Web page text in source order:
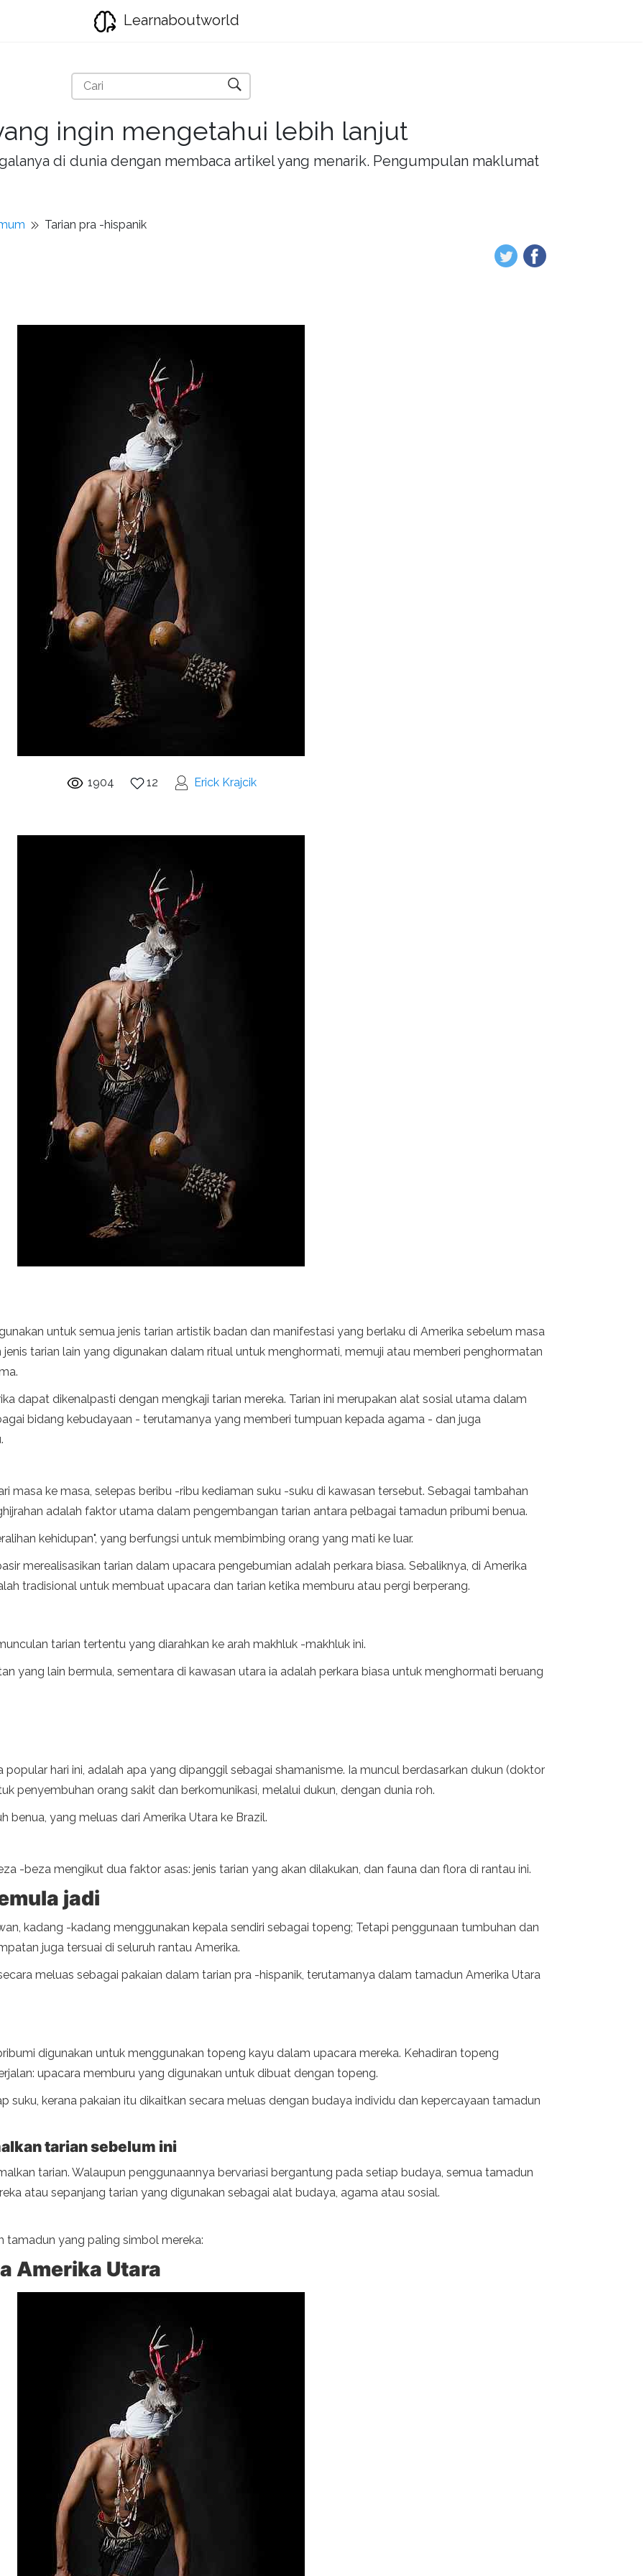
Learnaboutworld
ingin mengetahui lebih lanjut
di dunia dengan membaca artikel yang menarik. Pengumpulan maklumat
Tarian pra -hispanik
1904 12 Erick Krajcik
untuk semua jenis tarian artistik badan dan manifestasi yang berlaku di Amerika sebelum masa
tarian lain yang digunakan dalam ritual untuk menghormati, memuji atau memberi penghormatan
dapat dikenalpasti dengan mengkaji tarian mereka. Tarian ini merupakan alat sosial utama dalam
bidang kebudayaan - terutamanya yang memberi tumpuan kepada agama - dan juga
masa ke masa, selepas beribu -ribu kediaman suku -suku di kawasan tersebut. Sebagai tambahan
adalah faktor utama dalam pengembangan tarian antara pelbagai tamadun pribumi benua.
kehidupan", yang berfungsi untuk membimbing orang yang mati ke luar.
merealisasikan tarian dalam upacara pengebumian adalah perkara biasa. Sebaliknya, di Amerika
tradisional untuk membuat upacara dan tarian ketika memburu atau pergi berperang.
tarian tertentu yang diarahkan ke arah makhluk -makhluk ini.
yang lain bermula, sementara di kawasan utara ia adalah perkara biasa untuk menghormati beruang
hari ini, adalah apa yang dipanggil sebagai shamanisme. Ia muncul berdasarkan dukun (doktor
penyembuhan orang sakit dan berkomunikasi, melalui dukun, dengan dunia roh.
benua, yang meluas dari Amerika Utara ke Brazil.
-beza mengikut dua faktor asas: jenis tarian yang akan dilakukan, dan fauna dan flora di rantau ini.
jadi
kadang -kadang menggunakan kepala sendiri sebagai topeng; Tetapi penggunaan tumbuhan dan
juga tersuai di seluruh rantau Amerika.
meluas sebagai pakaian dalam tarian pra -hispanik, terutamanya dalam tamadun Amerika Utara
digunakan untuk menggunakan topeng kayu dalam upacara mereka. Kehadiran topeng
upacara memburu yang digunakan untuk dibuat dengan topeng.
suku, kerana pakaian itu dikaitkan secara meluas dengan budaya individu dan kepercayaan tamadun
tarian sebelum ini
tarian. Walaupun penggunaannya bervariasi bergantung pada setiap budaya, semua tamadun
atau sepanjang tarian yang digunakan sebagai alat budaya, agama atau sosial.
tamadun yang paling simbol mereka:
Amerika Utara